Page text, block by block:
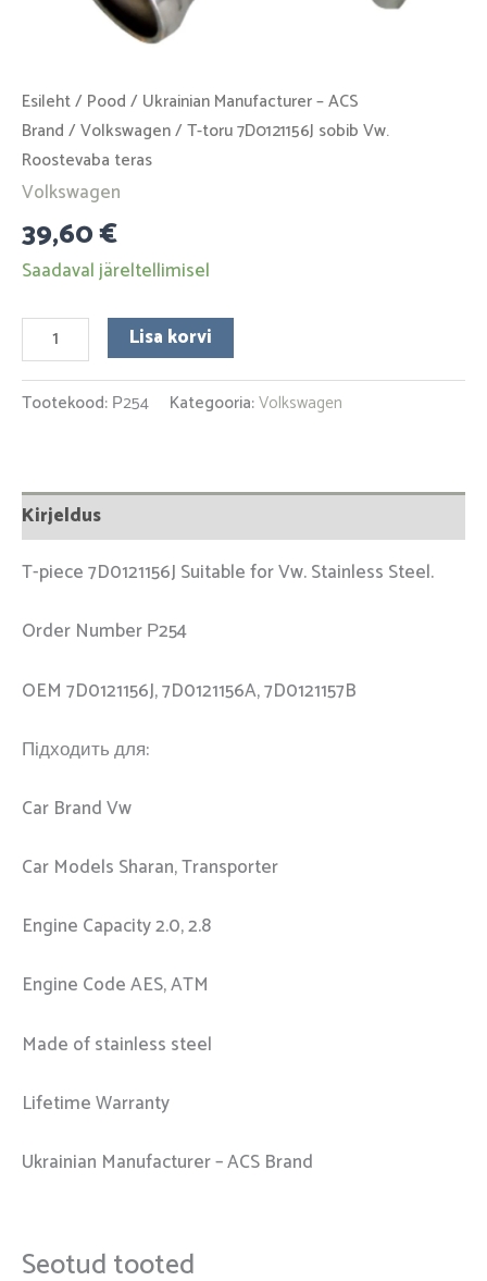
Esileht/ Pood / Ukrainian Manufacturer – ACS
Brand /Volkswagen/ T-toru 7D0121156J sobib Vw.
Roostevaba teras
Volkswagen
39,60€
Saadaval järeltellimisel
Lisa korvi
Tootekood: Р254 Kategooria:Volkswagen
Kirjeldus
T-piece 7D0121156J Suitable for Vw. Stainless Steel.
Order Number Р254
OEM 7D0121156J, 7D0121156A, 7D0121157B
Підходить для:
Car Brand Vw
Car Models Sharan, Transporter
Engine Capacity 2.0, 2.8
Engine Code AES, ATM
Made of stainless steel
Lifetime Warranty
Ukrainian Manufacturer – ACS Brand
Seotud tooted